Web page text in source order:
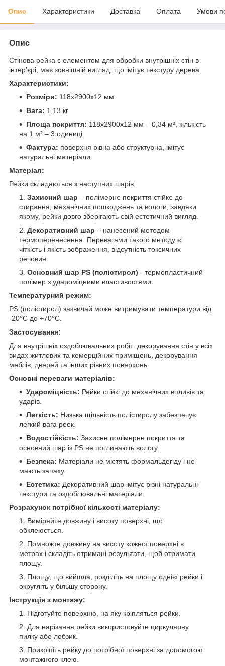
Опис Характеристики Доставка Оплата Умови
Опис
Стінова рейка є елементом для обробки внутрішніх стін в
інтер'єрі, має зовнішній вигляд, що імітує текстуру дерева.
Характеристики:
Розміри: 118х2900х12 мм
Вага: 1,13 кг
Площа покриття: 118х2900х12 мм – 0,34 м², кількість
на 1 м² – 3 одиниці.
Фактура: поверхня рівна або структурна, імітує
натуральні матеріали.
Матеріал:
Рейки складаються з наступних шарів:
Захисний шар – полімерне покриття стійке до
стирання, механічних пошкоджень та вологи, завдяки
якому, рейки довго зберігають свій естетичний вигляд.
Декоративний шар – нанесений методом
термоперенесення. Перевагами такого методу є:
чіткість і якість зображення, відсутність токсичних
речовин.
Основний шар PS (полістирол) - термопластичний
полімер з удароміцними властивостями.
Температурний режим:
PS (полістирол) зазвичай може витримувати температури від
-20°C до +70°C.
Застосування:
Для внутрішніх оздоблювальних робіт: декорування стін у всіх
видах житлових та комерційних приміщень, декорування
меблів, дверей та інших рівних поверхонь.
Основні переваги матеріалів:
Удароміцність: Рейки стійкі до механічних впливів та
ударів.
Легкість: Низька щільність полістиролу забезпечує
легкий вага реек.
Водостійкість: Захисне полімерне покриття та
основний шар із PS не поглинають вологу.
Безпека: Матеріали не містять формальдегіду і не
мають запаху.
Естетика: Декоративний шар імітує різні натуральні
текстури та оздоблювальні матеріали.
Розрахунок потрібної кількості матеріалу:
Виміряйте довжину і висоту поверхні, що
обклеюється.
Помножте довжину на висоту кожної поверхні в
метрах і складіть отримані результати, щоб отримати
площу.
Площу, що вийшла, розділіть на площу однієї рейки і
округліть у більшу сторону.
Інструкція з монтажу:
Підготуйте поверхню, на яку кріпляться рейки.
Для нарізання рейки використовуйте циркулярну
пилку або лобзик.
Прикріпіть рейку до потрібної поверхні за допомогою
монтажного клею.